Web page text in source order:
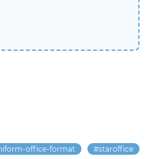
office-format
staroffice